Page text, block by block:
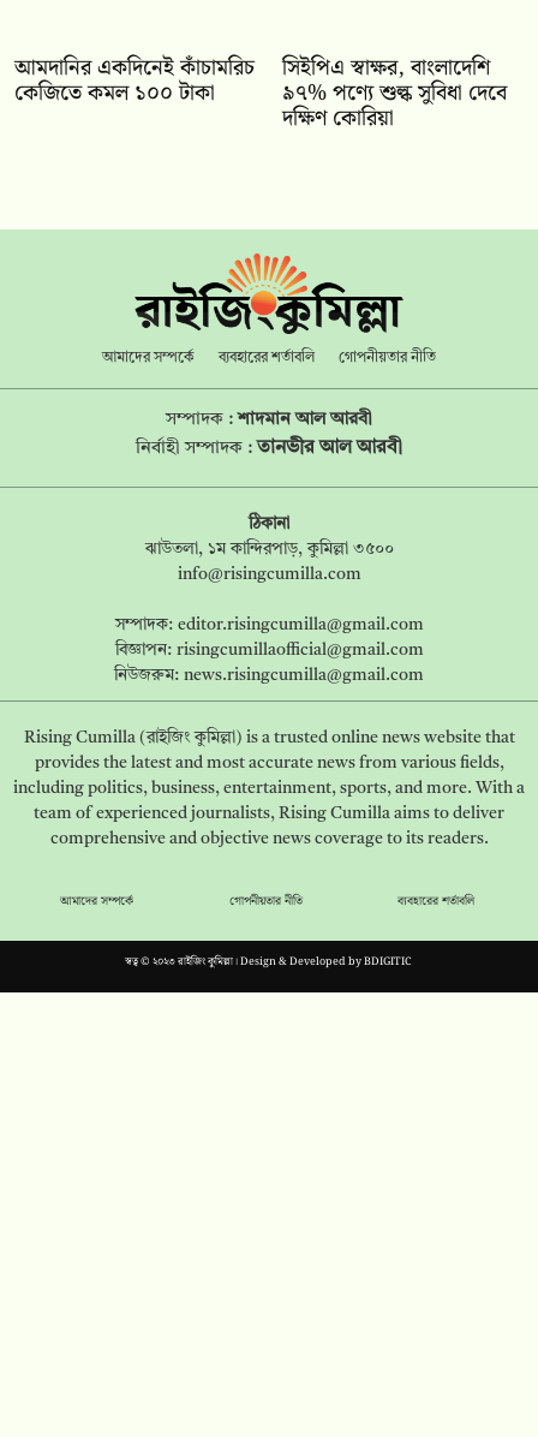
আমদানির একদিনেই কাঁচামরিচ
কেজিতে কমল ১০০ টাকা
সিইপিএ স্বাক্ষর, বাংলাদেশি
৯৭% পণ্যে শুল্ক সুবিধা দেবে
দক্ষিণ কোরিয়া
আমাদের সম্পর্কে ব্যবহারের শর্তাবলি গোপনীয়তার নীতি
সম্পাদক :শাদমান আল আরবী
নির্বাহী সম্পাদক : তানভীর আল আরবী
ঠিকানা
ঝাউতলা, ১ম কান্দিরপাড়, কুমিল্লা ৩৫০০
info@risingcumilla.com
সম্পাদক: editor.risingcumilla@gmail.com
বিজ্ঞাপন: risingcumillaofficial@gmail.com
নিউজরুম: news.risingcumilla@gmail.com
Rising Cumilla (রাইজিং কুমিল্লা) is a trusted online news website that
provides the latest and most accurate news from various fields,
including politics, business, entertainment, sports, and more. With a
team of experienced journalists, Rising Cumilla aims to deliver
comprehensive and objective news coverage to its readers.
আমাদের সম্পর্কে গোপনীয়তার নীতি ব্যবহারের শর্তাবলি
স্বত্ব © ২০২৩ রাইজিং কুমিল্লা। Design & Developed byBDIGITIC